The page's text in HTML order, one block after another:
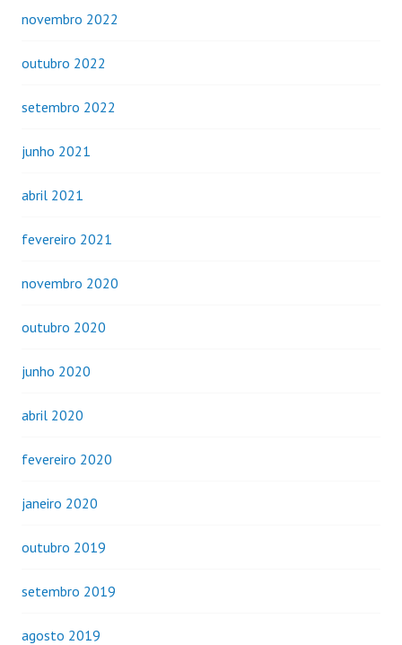
novembro 2022
outubro 2022
setembro 2022
junho 2021
abril 2021
fevereiro 2021
novembro 2020
outubro 2020
junho 2020
abril 2020
fevereiro 2020
janeiro 2020
outubro 2019
setembro 2019
agosto 2019